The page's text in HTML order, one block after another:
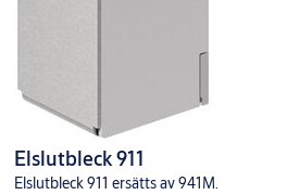
Elslutbleck 911
Elslutbleck 911 ersätts av 941M.